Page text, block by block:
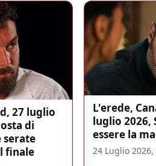
27 luglio
di
finale
L'erede,
luglio 2026,
essere la
24 Luglio 2026,